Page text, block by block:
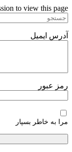
پرش
به
to view this page.
آدرس ایمیل
رمز عبور
مرا به خاطر بسپار